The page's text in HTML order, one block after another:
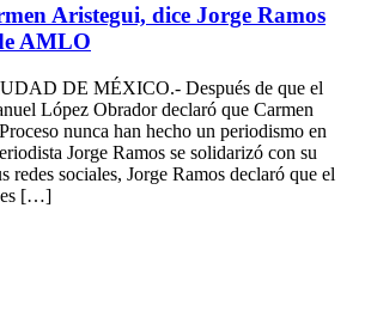
Aristegui, dice Jorge Ramos
AMLO
DE MÉXICO.- Después de que el
López Obrador declaró que Carmen
nunca han hecho un periodismo en
Jorge Ramos se solidarizó con su
redes sociales, Jorge Ramos declaró que el
es […]